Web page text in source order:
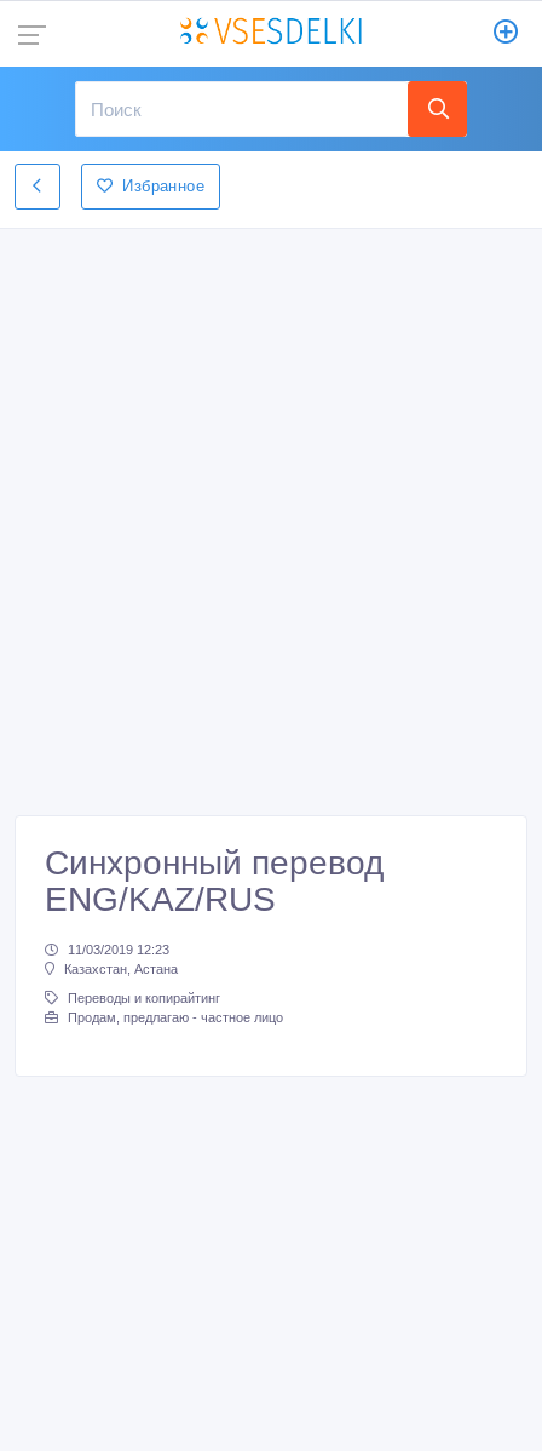
Избранное
Синхронный перевод
ENG/KAZ/RUS
11/03/2019 12:23
Казахстан, Астана
Переводы и копирайтинг
Продам, предлагаю - частное лицо